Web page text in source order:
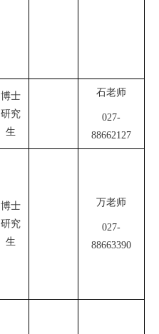
博士
研究
生
石老师
027-
88662127
博士
研究
生
万老师
027-
88663390